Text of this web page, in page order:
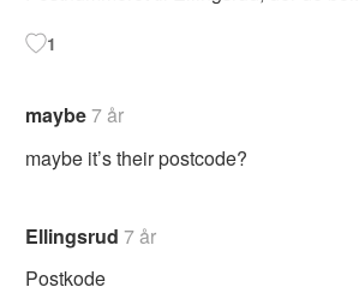
1
maybe7 år
maybe it’s their postcode?
Ellingsrud 7 år
Postkode